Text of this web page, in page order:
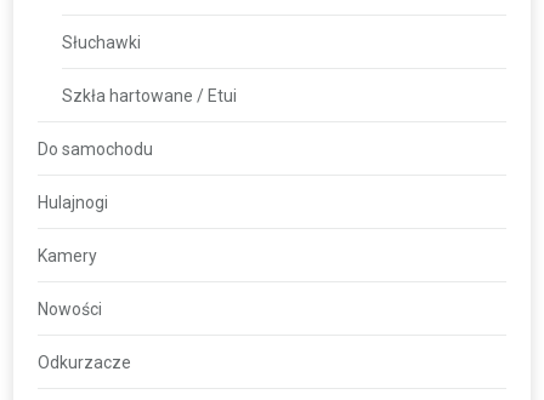
Słuchawki
Szkła hartowane / Etui
Do samochodu
Hulajnogi
Kamery
Nowości
Odkurzacze